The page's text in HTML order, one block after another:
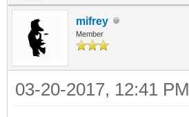
mifrey
Member
03-20-2017, 12:41 PM